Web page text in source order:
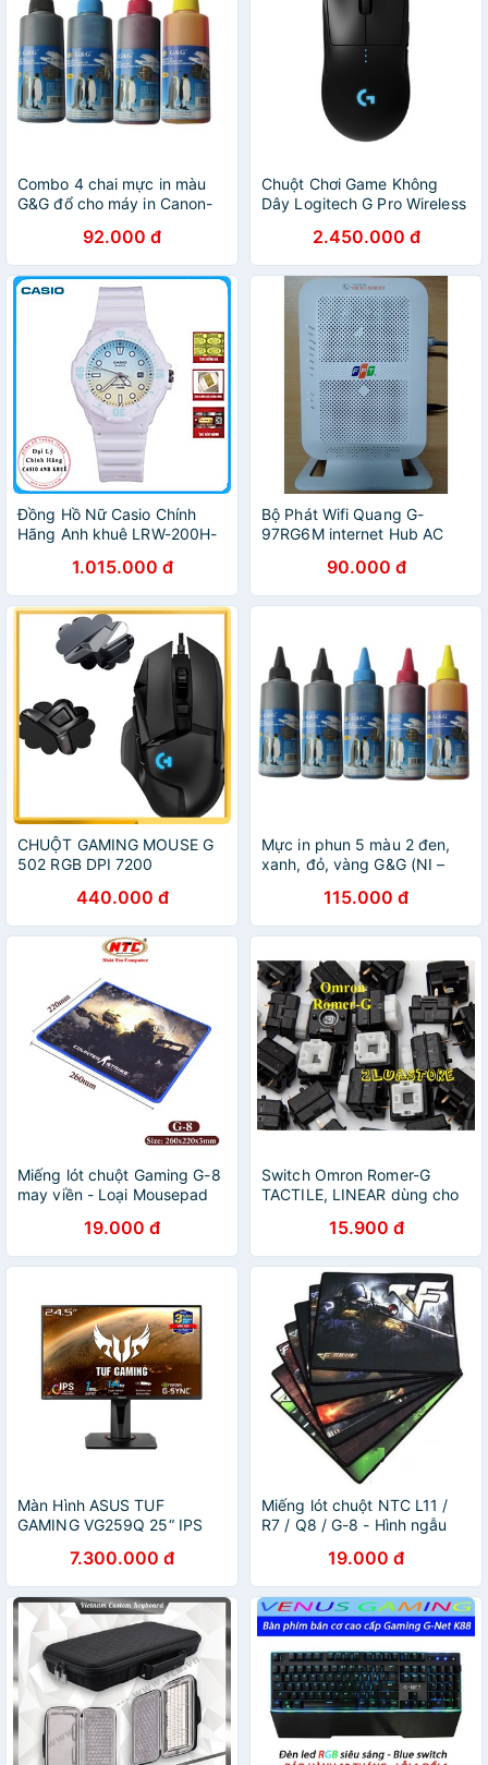
Combo 4 chai mực in màu
G&G đổ cho máy in Canon-
92.000 đ
Chuột Chơi Game Không
Dây Logitech G Pro Wireless
DPI - Hàng Chính Hãng
2.450.000 đ
Đồng Hồ Nữ Casio Chính
Hãng Anh khuê LRW-200H-
Hiệu Nhật Bản1.015.000 đ
Bộ Phát Wifi Quang G-
97RG6M internet Hub AC
Gigabit G-97RG6M Chính
Hãng (Cũ)
90.000 đ
CHUỘT GAMING MOUSE G
502 RGB DPI 7200
440.000 đ
Mực in phun 5 màu 2 đen,
xanh, đỏ, vàng G&G (NI –
máy Canon 6560, 6870,
6770, 7270
115.000 đ
Miếng lót chuột Gaming G-8
may viền - Loại Mousepad
19.000 đ
Switch Omron Romer-G
TACTILE, LINEAR dùng cho
15.900 đ
Màn Hình ASUS TUF
GAMING VG259Q 25“ IPS
7.300.000 đ
Miếng lót chuột NTC L11 /
R7 / Q8 / G-8 - Hình ngẫu
19.000 đ